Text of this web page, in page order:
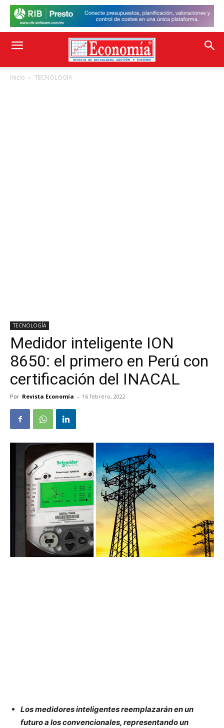
Inicio TECNOLOGÍA
TECNOLOGÍA
Medidor inteligente ION
8650: el primero en Perú con
certificación del INACAL
Por Revista Economía - 16 febrero, 2022
Los medidores inteligentes reemplazarán en un
futuro a los convencionales, representando un